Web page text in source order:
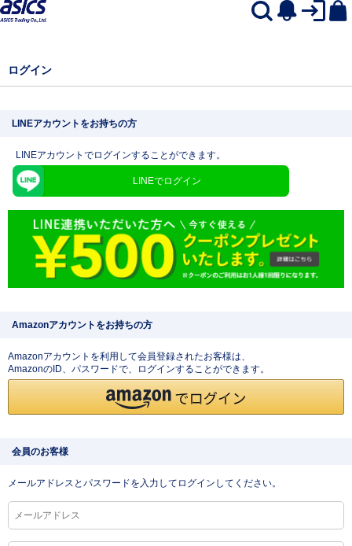
ログイン
LINEアカウントをお持ちの方
LINEアカウントでログインすることができます。
LINEでログイン
Amazonアカウントをお持ちの方
Amazonアカウントを利用して会員登録されたお客様は、
AmazonのID、パスワードで、ログインすることができます。
会員のお客様
メールアドレスとパスワードを入力してログインしてください。